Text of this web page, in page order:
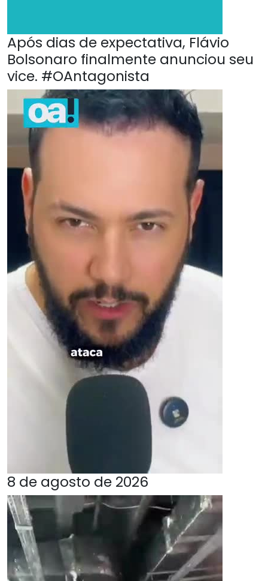
Após dias de expectativa, Flávio
Bolsonaro finalmente anunciou seu
vice. #OAntagonista
8 de agosto de 2026